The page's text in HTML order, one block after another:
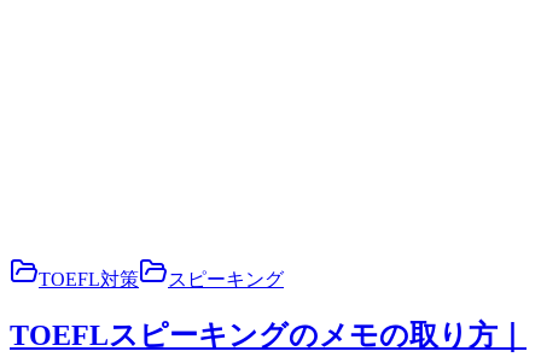
TOEFL対策 スピーキング
TOEFLスピーキングのメモの取り方｜